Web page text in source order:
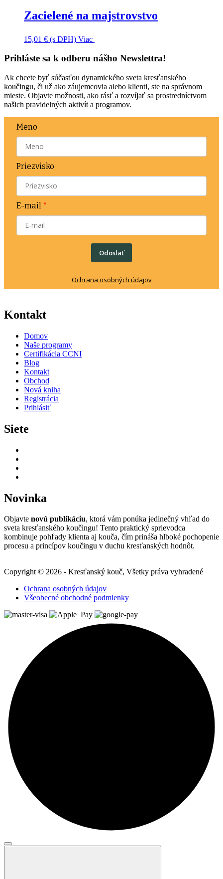
Zacielené na majstrovstvo
15,01 € (s DPH) Viac
Prihláste sa k odberu nášho Newslettra!
Ak chcete byť súčasťou dynamického sveta kresťanského
koučingu, či už ako záujemcovia alebo klienti, ste na správnom
mieste. Objavte možnosti, ako rásť a rozvíjať sa prostredníctvom
našich pravidelných aktivít a programov.
Meno
Priezvisko
E-mail *
Odoslať
Ochrana osobných údajov
Kontakt
Domov
Naše programy
Certifikácia CCNI
Blog
Kontakt
Obchod
Nová kniha
Registrácia
Prihlásiť
Siete
Novinka
Objavte novú publikáciu, ktorá vám ponúka jedinečný vhľad do
sveta kresťanského koučingu! Tento praktický sprievodca
kombinuje pohľady klienta aj kouča, čím prináša hlboké pochopenie
procesu a princípov koučingu v duchu kresťanských hodnôt.
Copyright © 2026 - Kresťanský kouč, Všetky práva vyhradené
Ochrana osobných údajov
Všeobecné obchodné podmienky